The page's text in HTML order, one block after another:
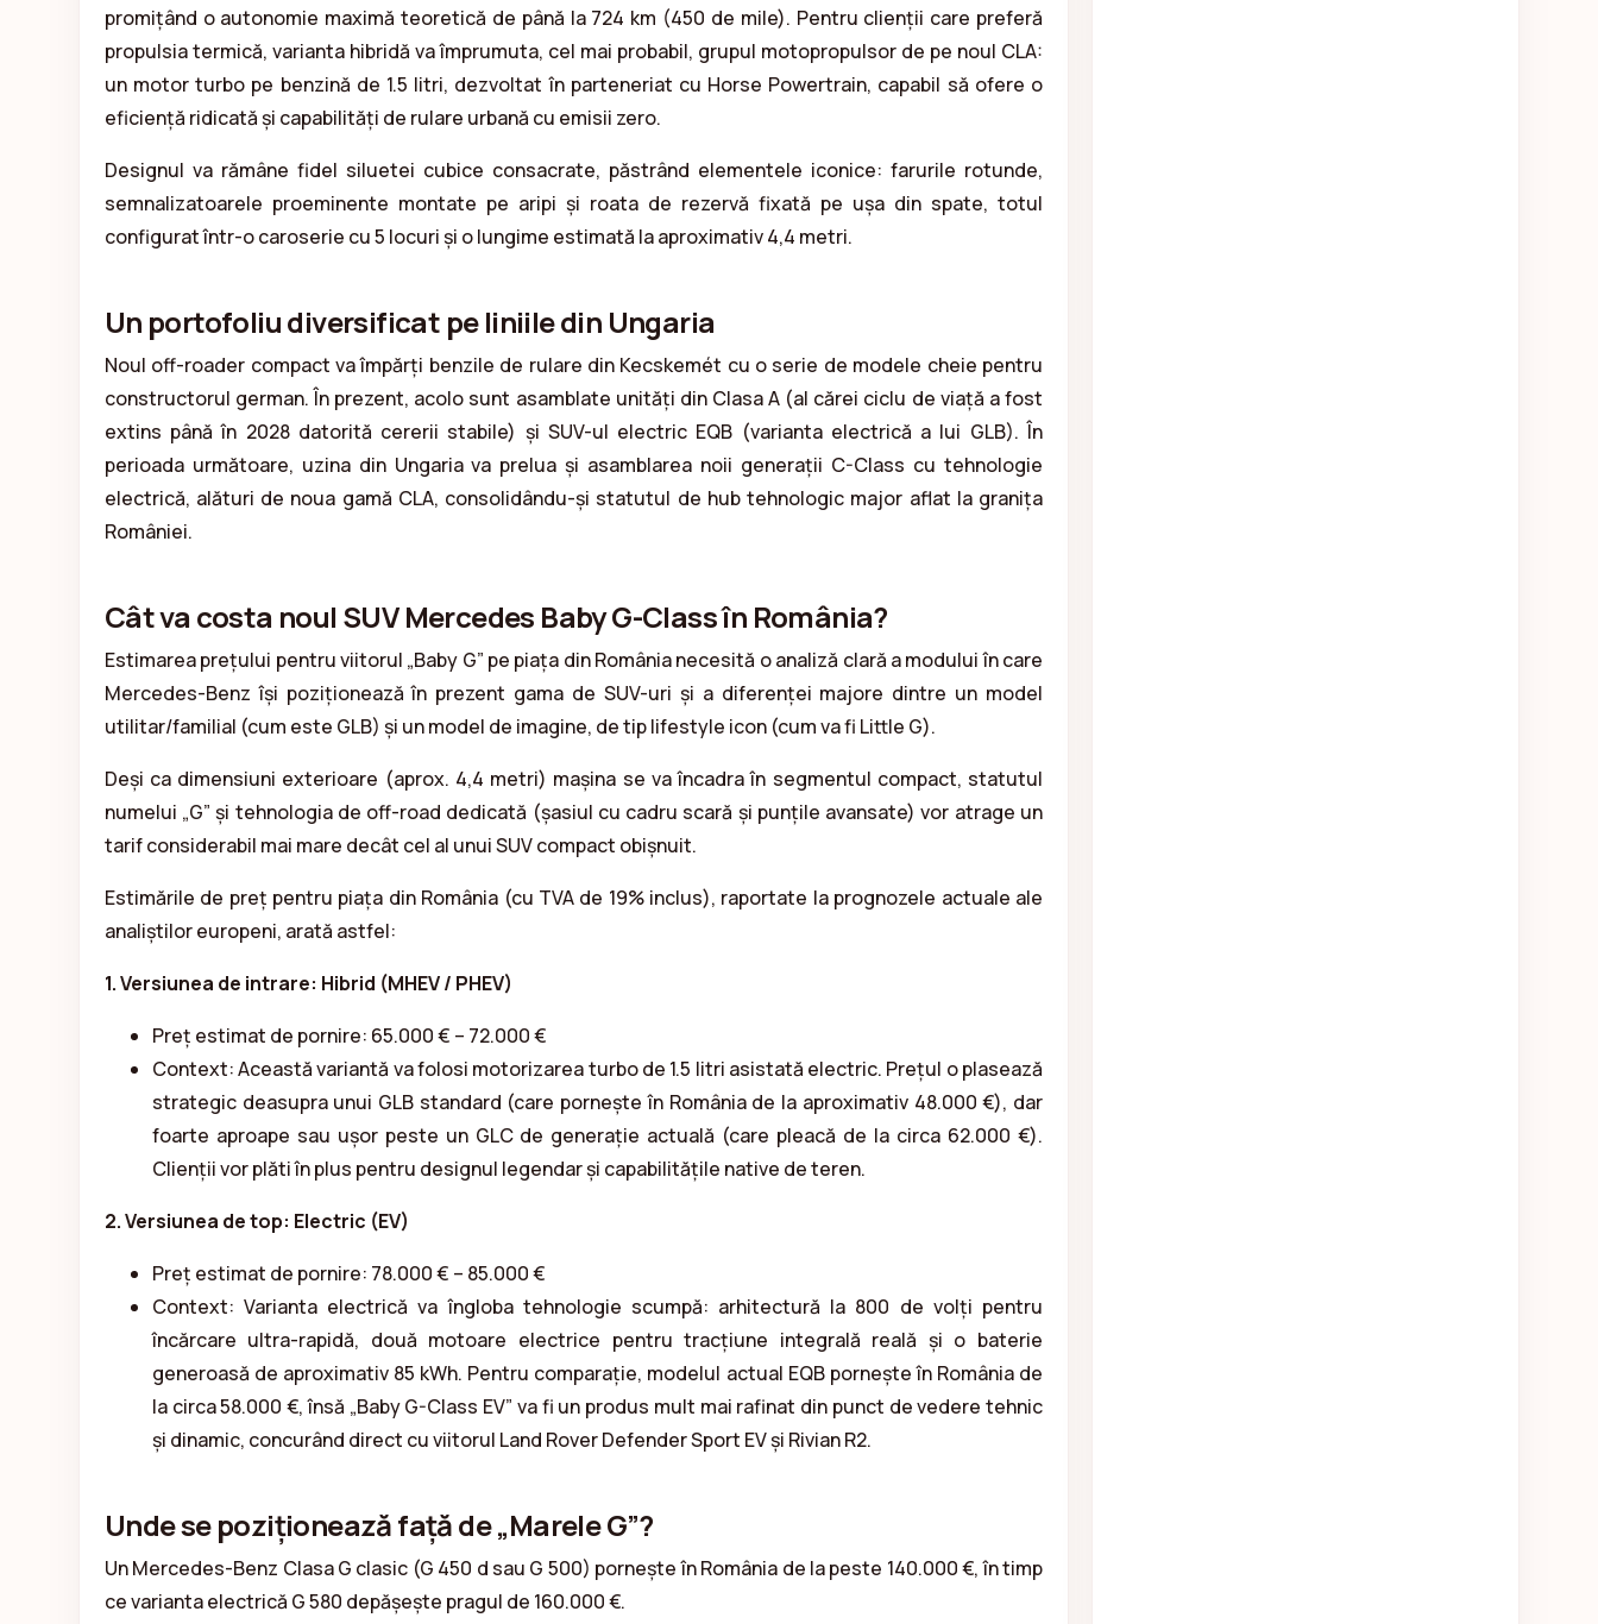
promițând o autonomie maximă teoretică de până la 724 km (450 de mile). Pentru clienții care preferă
propulsia termică, varianta hibridă va împrumuta, cel mai probabil, grupul motopropulsor de pe noul CLA:
un motor turbo pe benzină de 1.5 litri, dezvoltat în parteneriat cu Horse Powertrain, capabil să ofere o
eficiență ridicată și capabilități de rulare urbană cu emisii zero.
Designul va rămâne fidel siluetei cubice consacrate, păstrând elementele iconice: farurile rotunde,
semnalizatoarele proeminente montate pe aripi și roata de rezervă fixată pe ușa din spate, totul
configurat într-o caroserie cu 5 locuri și o lungime estimată la aproximativ 4,4 metri.
Un portofoliu diversificat pe liniile din Ungaria
Noul off-roader compact va împărți benzile de rulare din Kecskemét cu o serie de modele cheie pentru
constructorul german. În prezent, acolo sunt asamblate unități din Clasa A (al cărei ciclu de viață a fost
extins până în 2028 datorită cererii stabile) și SUV-ul electric EQB (varianta electrică a lui GLB). În
perioada următoare, uzina din Ungaria va prelua și asamblarea noii generații C-Class cu tehnologie
electrică, alături de noua gamă CLA, consolidându-și statutul de hub tehnologic major aflat la granița
României.
Cât va costa noul SUV Mercedes Baby G-Class în România?
Estimarea prețului pentru viitorul „Baby G” pe piața din România necesită o analiză clară a modului în care
Mercedes-Benz își poziționează în prezent gama de SUV-uri și a diferenței majore dintre un model
utilitar/familial (cum este GLB) și un model de imagine, de tip lifestyle icon (cum va fi Little G).
Deși ca dimensiuni exterioare (aprox. 4,4 metri) mașina se va încadra în segmentul compact, statutul
numelui „G” și tehnologia de off-road dedicată (șasiul cu cadru scară și punțile avansate) vor atrage un
tarif considerabil mai mare decât cel al unui SUV compact obișnuit.
Estimările de preț pentru piața din România (cu TVA de 19% inclus), raportate la prognozele actuale ale
analiștilor europeni, arată astfel:
1. Versiunea de intrare: Hibrid (MHEV / PHEV)
Preț estimat de pornire: 65.000 € – 72.000 €
Context: Această variantă va folosi motorizarea turbo de 1.5 litri asistată electric. Prețul o plasează
strategic deasupra unui GLB standard (care pornește în România de la aproximativ 48.000 €), dar
foarte aproape sau ușor peste un GLC de generație actuală (care pleacă de la circa 62.000 €).
Clienții vor plăti în plus pentru designul legendar și capabilitățile native de teren.
2. Versiunea de top: Electric (EV)
Preț estimat de pornire: 78.000 € – 85.000 €
Context: Varianta electrică va îngloba tehnologie scumpă: arhitectură la 800 de volți pentru
încărcare ultra-rapidă, două motoare electrice pentru tracțiune integrală reală și o baterie
generoasă de aproximativ 85 kWh. Pentru comparație, modelul actual EQB pornește în România de
la circa 58.000 €, însă „Baby G-Class EV” va fi un produs mult mai rafinat din punct de vedere tehnic
și dinamic, concurând direct cu viitorul Land Rover Defender Sport EV și Rivian R2.
Unde se poziționează față de „Marele G”?
Un Mercedes-Benz Clasa G clasic (G 450 d sau G 500) pornește în România de la peste 140.000 €, în timp
ce varianta electrică G 580 depășește pragul de 160.000 €.